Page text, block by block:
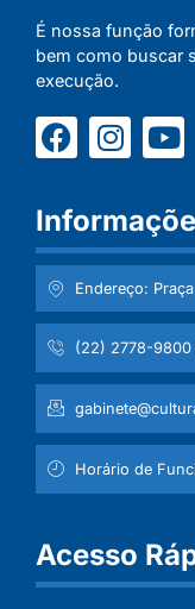
É nossa função
bem como buscar
execução.
Endereço:
(22) 2778-9800
Horário de
Acesso